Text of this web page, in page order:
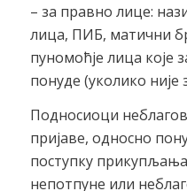
– за правно лице:
лица, ПИБ, матични
пуномоћје лица које
понуде (уколико није
Подносиоци
пријаве, односно
поступку
непотпуне или